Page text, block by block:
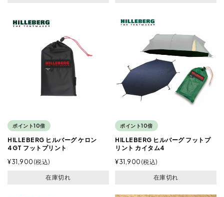
ポイント10倍
HILLEBERG ヒルバーグ ケロン
4GT フットプリント
¥31,900 税込
在庫切れ
ポイント10倍
HILLEBERG ヒルバーグ フットプ
リント カイタム4
¥31,900 税込
在庫切れ